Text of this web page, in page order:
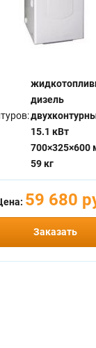
дизель
15.1 кВт
700×325×600
59 кг
59 680
Заказать